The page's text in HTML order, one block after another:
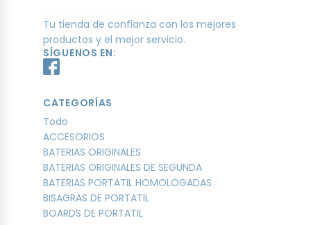
Tu tienda de confianza con los mejores
productos y el mejor servicio.
SÍGUENOS EN:
CATEGORÍAS
Todo
ACCESORIOS
BATERIAS ORIGINALES
BATERIAS ORIGINALES DE SEGUNDA
BATERIAS PORTATIL HOMOLOGADAS
BISAGRAS DE PORTATIL
BOARDS DE PORTATIL